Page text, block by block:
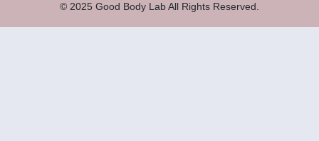
© 2025 Good Body Lab All Rights Reserved.